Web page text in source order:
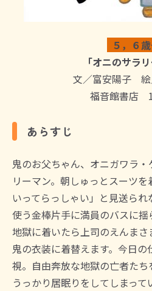
５，６
「オニのサラ
文／富安陽子 絵
福音館書店
あらすじ
鬼のお父ちゃん、オニガワラ
リーマン。朝しゅっとスーツを
いってらっしゃい」と見送ら
使う金棒片手に満員のバスに揺
地獄に着いたら上司のえんま
鬼の衣装に着替えます。今日
視。自由奔放な地獄の亡者たち
うっかり居眠りをしてしまっ